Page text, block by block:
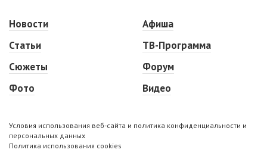
Новости
Статьи
Сюжеты
Фото
Афиша
ТВ-Программа
Форум
Видео
Условия использования веб-сайта и политика конфиденциальности и
персональных данных
Политика использования cookies